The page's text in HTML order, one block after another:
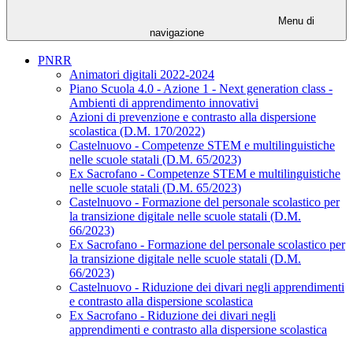
Menu di
navigazione
PNRR
Animatori digitali 2022-2024
Piano Scuola 4.0 - Azione 1 - Next generation class -
Ambienti di apprendimento innovativi
Azioni di prevenzione e contrasto alla dispersione
scolastica (D.M. 170/2022)
Castelnuovo - Competenze STEM e multilinguistiche
nelle scuole statali (D.M. 65/2023)
Ex Sacrofano - Competenze STEM e multilinguistiche
nelle scuole statali (D.M. 65/2023)
Castelnuovo - Formazione del personale scolastico per
la transizione digitale nelle scuole statali (D.M.
66/2023)
Ex Sacrofano - Formazione del personale scolastico per
la transizione digitale nelle scuole statali (D.M.
66/2023)
Castelnuovo - Riduzione dei divari negli apprendimenti
e contrasto alla dispersione scolastica
Ex Sacrofano - Riduzione dei divari negli
apprendimenti e contrasto alla dispersione scolastica